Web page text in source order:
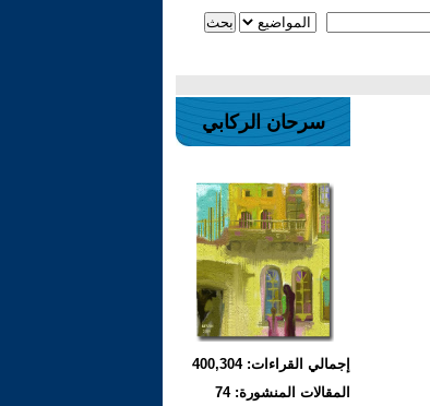
سرحان الركابي
إجمالي القراءات: 400,304
المقالات المنشورة: 74